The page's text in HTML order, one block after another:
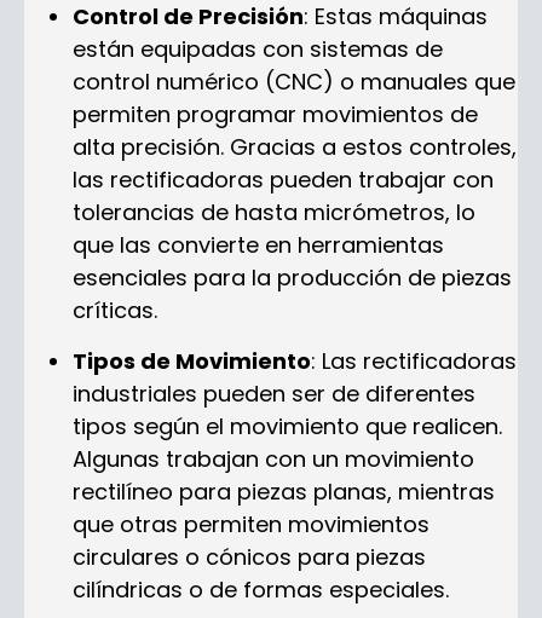
Control de Precisión: Estas máquinas
están equipadas con sistemas de
control numérico (CNC) o manuales que
permiten programar movimientos de
alta precisión. Gracias a estos controles,
las rectificadoras pueden trabajar con
tolerancias de hasta micrómetros, lo
que las convierte en herramientas
esenciales para la producción de piezas
críticas.
Tipos de Movimiento: Las rectificadoras
industriales pueden ser de diferentes
tipos según el movimiento que realicen.
Algunas trabajan con un movimiento
rectilíneo para piezas planas, mientras
que otras permiten movimientos
circulares o cónicos para piezas
cilíndricas o de formas especiales.